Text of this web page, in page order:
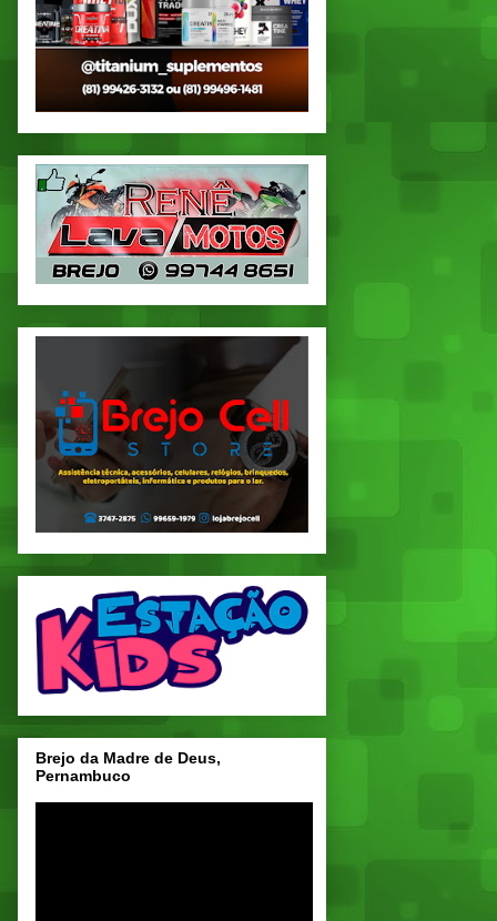
Brejo da Madre de Deus,
Pernambuco